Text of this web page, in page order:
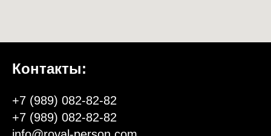
Контакты:
+7 (989) 082-82-82
+7 (989) 082-82-82